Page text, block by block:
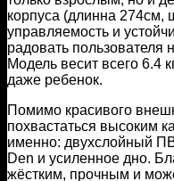
корпуса (длинна 274см,
управляемость и
радовать пользователя
Модель весит всего 6.4
даже ребенок.
Помимо красивого
похвастаться высоким
именно: двухслойный
Den и усиленное дно.
жёстким, прочным и